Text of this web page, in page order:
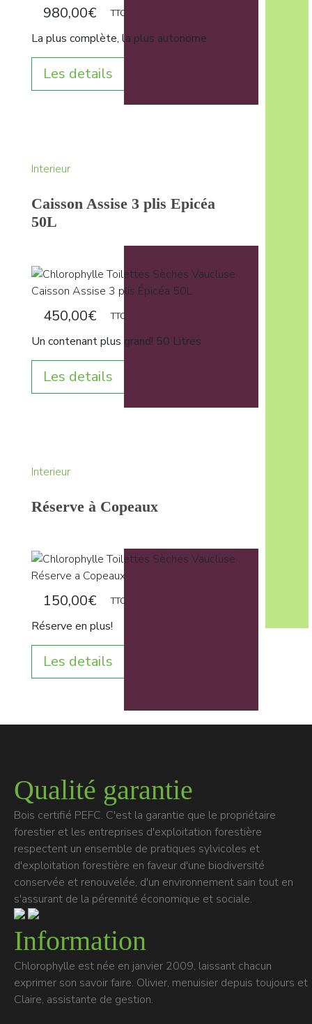
980,00€ TTC
La plus complète, la plus autonome
Les details
Interieur
Caisson Assise 3 plis Epicéa
50L
450,00€ TTC
Un contenant plus grand! 50 Litres
Les details
Interieur
Réserve à Copeaux
150,00€ TTC
Réserve en plus!
Les details
Qualité garantie
Bois certifié PEFC. C'est la garantie que le propriétaire
forestier et les entreprises d'exploitation forestière
respectent un ensemble de pratiques sylvicoles et
d'exploitation forestière en faveur d'une biodiversité
conservée et renouvelée, d'un environnement sain tout en
s'assurant de la pérennité économique et sociale.
Information
Chlorophylle est née en janvier 2009, laissant chacun
exprimer son savoir faire. Olivier, menuisier depuis toujours et
Claire, assistante de gestion.